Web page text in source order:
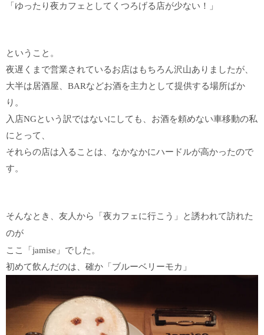
「ゆったり夜カフェとしてくつろげる店が少ない！」
ということ。
夜遅くまで営業されているお店はもちろん沢山ありましたが、
大半は居酒屋、BARなどお酒を主力として提供する場所ばか
り。
入店NGという訳ではないにしても、お酒を頼めない車移動の私
にとって、
それらの店は入ることは、なかなかにハードルが高かったので
す。
そんなとき、友人から「夜カフェに行こう」と誘われて訪れた
のが
ここ「 jamise」でした。
初めて飲んだのは、確か「ブルーベリーモカ」